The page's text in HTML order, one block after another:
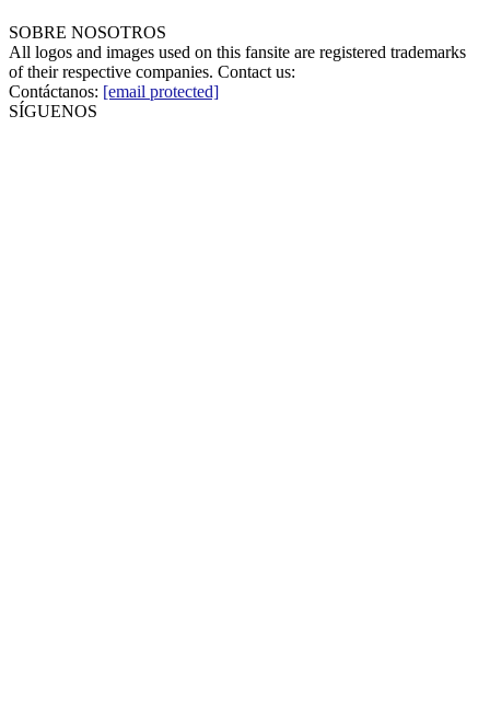
SOBRE NOSOTROS
All logos and images used on this fansite are registered trademarks
of their respective companies. Contact us:
Contáctanos: [email protected]
SÍGUENOS